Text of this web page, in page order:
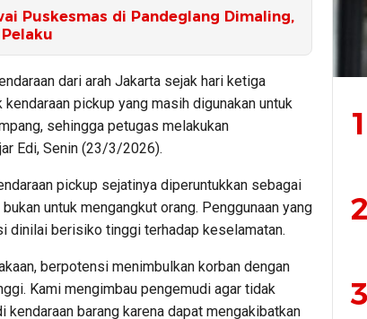
Puskesmas di Pandeglang Dimaling,
dari arah Jakarta sejak hari ketiga
kendaraan pickup yang masih digunakan untuk
sehingga petugas melakukan
Edi, Senin (23/3/2026).
pickup sejatinya diperuntukkan sebagai
untuk mengangkut orang. Penggunaan yang
dinilai berisiko tinggi terhadap keselamatan.
berpotensi menimbulkan korban dengan
Kami mengimbau pengemudi agar tidak
kendaraan barang karena dapat mengakibatkan
1
2
3